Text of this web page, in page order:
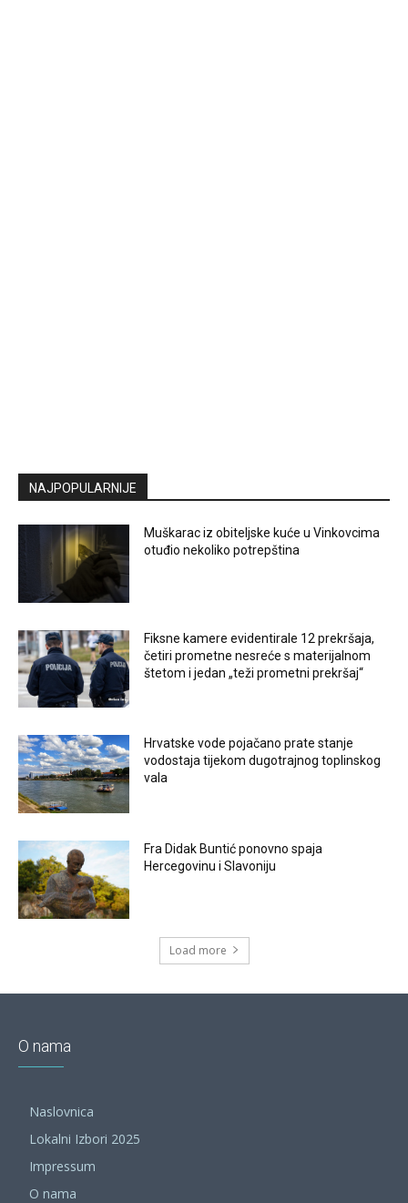
NAJPOPULARNIJE
Muškarac iz obiteljske kuće u Vinkovcima
otuđio nekoliko potrepština
Fiksne kamere evidentirale 12 prekršaja,
četiri prometne nesreće s materijalnom
štetom i jedan „teži prometni prekršaj“
Hrvatske vode pojačano prate stanje
vodostaja tijekom dugotrajnog toplinskog
vala
Fra Didak Buntić ponovno spaja
Hercegovinu i Slavoniju
Load more
O nama
Naslovnica
Lokalni Izbori 2025
Impressum
O nama